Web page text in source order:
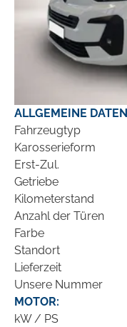
ALLGEMEINE
Fahrzeugtyp
Karosserieform
Erst-Zul.
Getriebe
Kilometerstand
Anzahl der Türen
Farbe
Standort
Lieferzeit
Unsere Nummer
MOTOR:
kW / PS